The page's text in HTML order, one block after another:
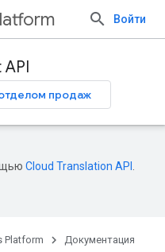
Войти
продаж
Cloud Translation API
Platform
Документация